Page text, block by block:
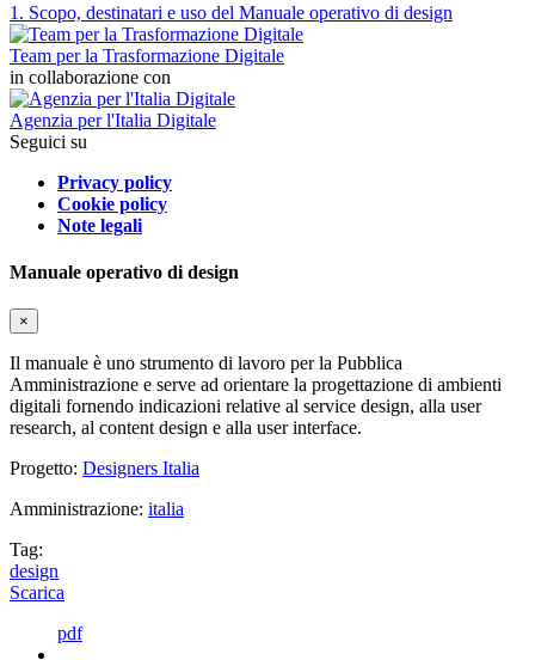
1. Scopo, destinatari e uso del Manuale operativo di design
Team per la Trasformazione Digitale
in collaborazione con
Agenzia per l'Italia Digitale
Seguici su
Privacy policy
Cookie policy
Note legali
Manuale operativo di design
×
Il manuale è uno strumento di lavoro per la Pubblica
Amministrazione e serve ad orientare la progettazione di ambienti
digitali fornendo indicazioni relative al service design, alla user
research, al content design e alla user interface.
Progetto: Designers Italia
Amministrazione: italia
Tag:
design
Scarica
pdf